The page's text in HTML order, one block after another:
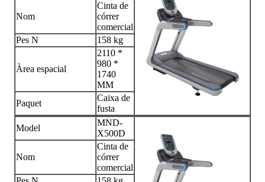
Nom
Cinta de
córrer
comercial
Pes N
158 kg
Àrea espacial
2110 *
980 *
1740
MM
Paquet
Caixa de
fusta
Model
MND-
X500D
Nom
Cinta de
córrer
comercial